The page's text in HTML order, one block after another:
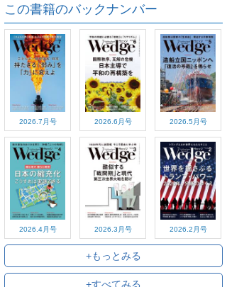
この書籍のバックナンバー
2026.7月号 2026.6月号 2026.5月号
2026.4月号 2026.3月号 2026.2月号
+もっとみる
+すべてみる